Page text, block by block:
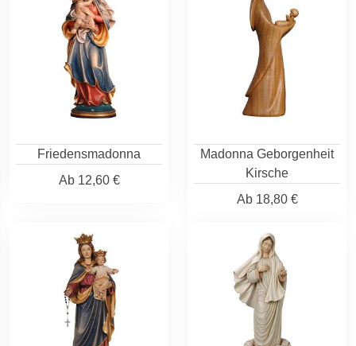
Friedensmadonna
Ab12,60 €
Madonna Geborgenheit
Kirsche
Ab18,80 €